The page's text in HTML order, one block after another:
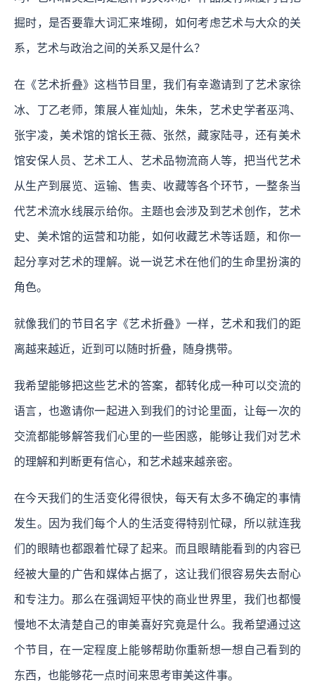
掘时，是否要靠大词汇来堆砌，如何考虑艺术与大众的关
系，艺术与政治之间的关系又是什么？
在《艺术折叠》这档节目里，我们有幸邀请到了艺术家徐
冰、丁乙老师，策展人崔灿灿，朱朱，艺术史学者巫鸿、
张宇凌，美术馆的馆长王薇、张然，藏家陆寻，还有美术
馆安保人员、艺术工人、艺术品物流商人等，把当代艺术
从生产到展览、运输、售卖、收藏等各个环节，一整条当
代艺术流水线展示给你。主题也会涉及到艺术创作，艺术
史、美术馆的运营和功能，如何收藏艺术等话题，和你一
起分享对艺术的理解。说一说艺术在他们的生命里扮演的
角色。
就像我们的节目名字《艺术折叠》一样，艺术和我们的距
离越来越近，近到可以随时折叠，随身携带。
我希望能够把这些艺术的答案，都转化成一种可以交流的
语言，也邀请你一起进入到我们的讨论里面，让每一次的
交流都能够解答我们心里的一些困惑，能够让我们对艺术
的理解和判断更有信心，和艺术越来越亲密。
在今天我们的生活变化得很快，每天有太多不确定的事情
发生。因为我们每个人的生活变得特别忙碌，所以就连我
们的眼睛也都跟着忙碌了起来。而且眼睛能看到的内容已
经被大量的广告和媒体占据了，这让我们很容易失去耐心
和专注力。那么在强调短平快的商业世界里，我们也都慢
慢地不太清楚自己的审美喜好究竟是什么。我希望通过这
个节目，在一定程度上能够帮助你重新想一想自己看到的
东西，也能够花一点时间来思考审美这件事。